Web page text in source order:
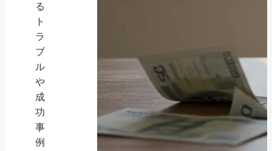
る
ト
ラ
ブ
ル
や
成
功
事
例